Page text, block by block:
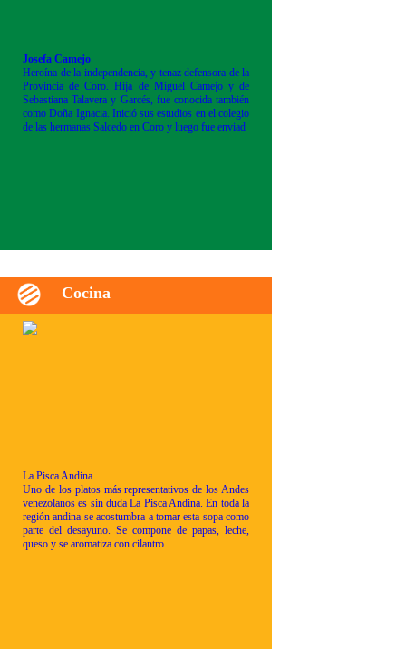
Josefa Camejo
Heroína de la independencia, y tenaz defensora de la
Provincia de Coro. Hija de Miguel Camejo y de
Sebastiana Talavera y Garcés, fue conocida también
como Doña Ignacia. Inició sus estudios en el colegio
de las hermanas Salcedo en Coro y luego fue enviad
Cocina
La Pisca Andina
Uno de los platos más representativos de los Andes
venezolanos es sin duda La Pisca Andina. En toda la
región andina se acostumbra a tomar esta sopa como
parte del desayuno. Se compone de papas, leche,
queso y se aromatiza con cilantro.